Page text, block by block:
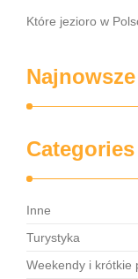
Które jezioro w
Categories
Inne
Turystyka
Weekendy i krótkie